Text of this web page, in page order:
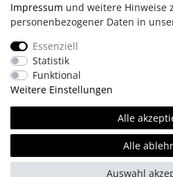
Impressum AGB
Retouren/Reklamationen
Kontakt
Impressum und weitere Hinweise
personenbezogener Daten in
Essenziell
Statistik
Funktional
Weitere Einstellungen
Alle
Alle
Auswahl